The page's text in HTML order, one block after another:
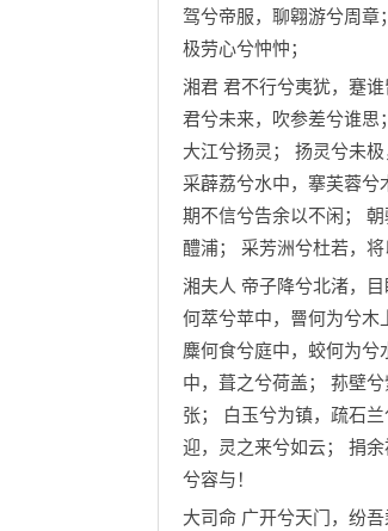
驾兮帝服，聊翱游兮周章
极劳心兮忡忡；
湘君 君不行兮夷犹，蹇
君兮未来，吹参差兮谁思
大江兮扬灵； 扬灵兮未
采薜荔兮水中，搴芙蓉兮
期不信兮告余以不闲；
醴浦； 采芳洲兮杜若，
湘夫人 帝子降兮北渚，
何萃兮苹中，罾何为兮木
麋何食兮庭中，蛟何为兮
中，葺之兮荷盖； 荪壁
张； 白玉兮为镇，疏石
迎，灵之来兮如云； 捐
兮容与！
大司命 广开兮天门，纷